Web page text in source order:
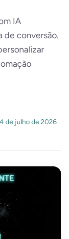
IA
de conversão.
de julho de 2026